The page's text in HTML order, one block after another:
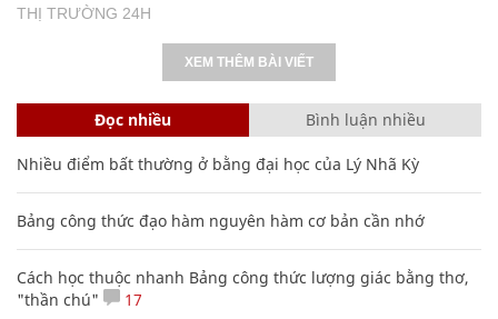
THỊ TRƯỜNG 24H
XEM THÊM BÀI VIẾT
Đọc nhiều Bình luận nhiều
Nhiều điểm bất thường ở bằng đại học của Lý Nhã Kỳ
Bảng công thức đạo hàm nguyên hàm cơ bản cần nhớ
Cách học thuộc nhanh Bảng công thức lượng giác bằng thơ,
"thần chú"
17